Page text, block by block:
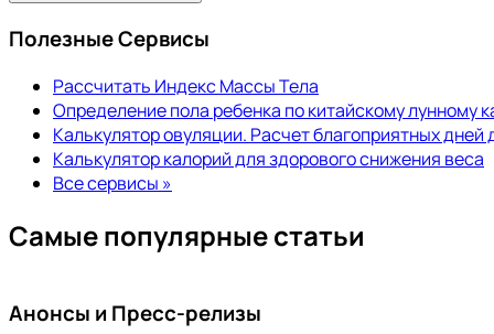
Полезные Сервисы
Рассчитать Индекс Массы Тела
Определение пола ребенка по китайскому лунному
Калькулятор овуляции. Расчет благоприятных дней
Калькулятор калорий для здорового снижения веса
Все сервисы »
Самые популярные статьи
Анонсы и Пресс-релизы